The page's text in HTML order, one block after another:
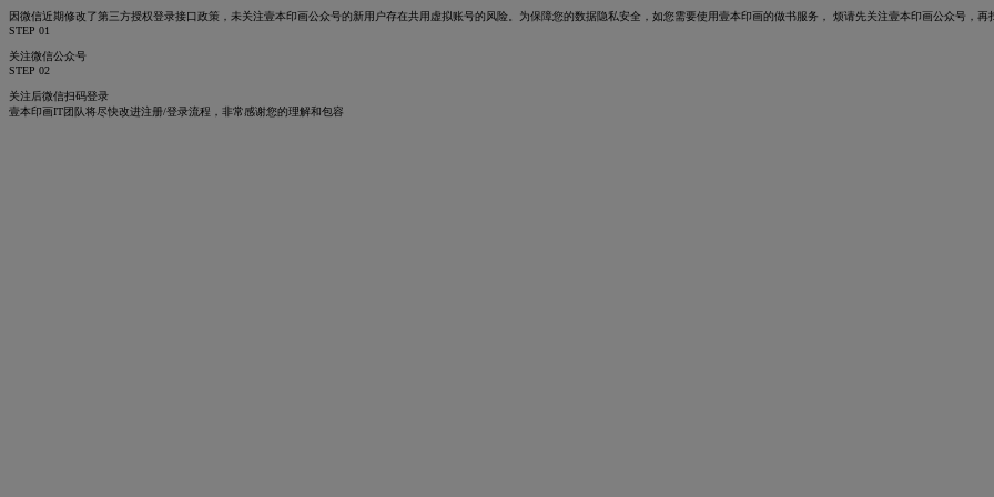
因微信近期修改了第三方授权登录接口政策，未关注壹本印画公众号的新用户存在共用虚拟账号的风险。为保障您的数据隐私安全，如您需要使用壹本印画的做书服务， 烦请先关注壹本印画公众号，再
STEP 01
关注微信公众号
STEP 02
关注后微信扫码登录
壹本印画IT团队将尽快改进注册/登录流程，非常感谢您的理解和包容